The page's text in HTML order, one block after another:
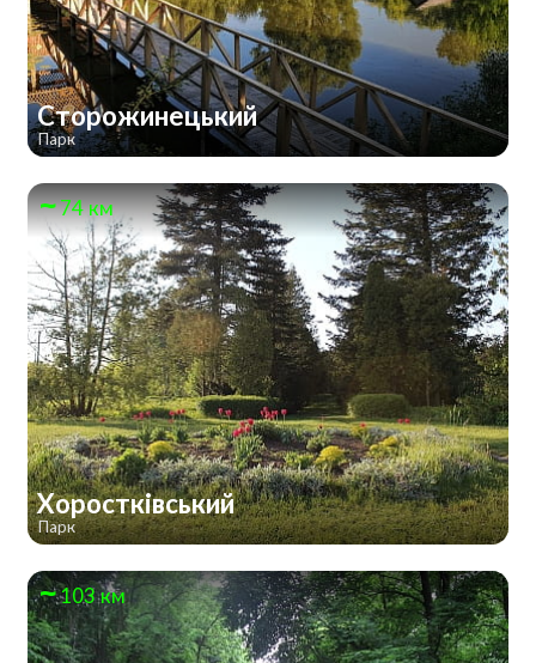
Сторожинецький
Парк
74 км
Хоростківський
Парк
103 км